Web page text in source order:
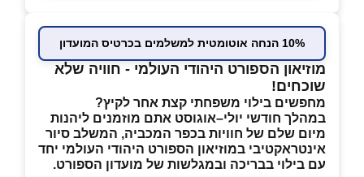
10% הנחה אוטומטית למשלמים בכרטיס המועדון
מוזיאון הספורט היהודי העולמי - חוויה שלא
שוכחים!
מחפשים בילוי משפחתי קצת אחר לקיץ?
במהלך חודשי יולי–אוגוסט אתם מוזמנים ליהנות
מיום שלם של חוויות בכפר המכביה, המשלב סיור
אינטראקטיבי במוזיאון הספורט היהודי העולמי יחד
עם בילוי בבריכה ובמגלשות של מועדון הספורט.